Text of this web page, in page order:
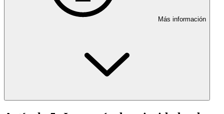
Más información